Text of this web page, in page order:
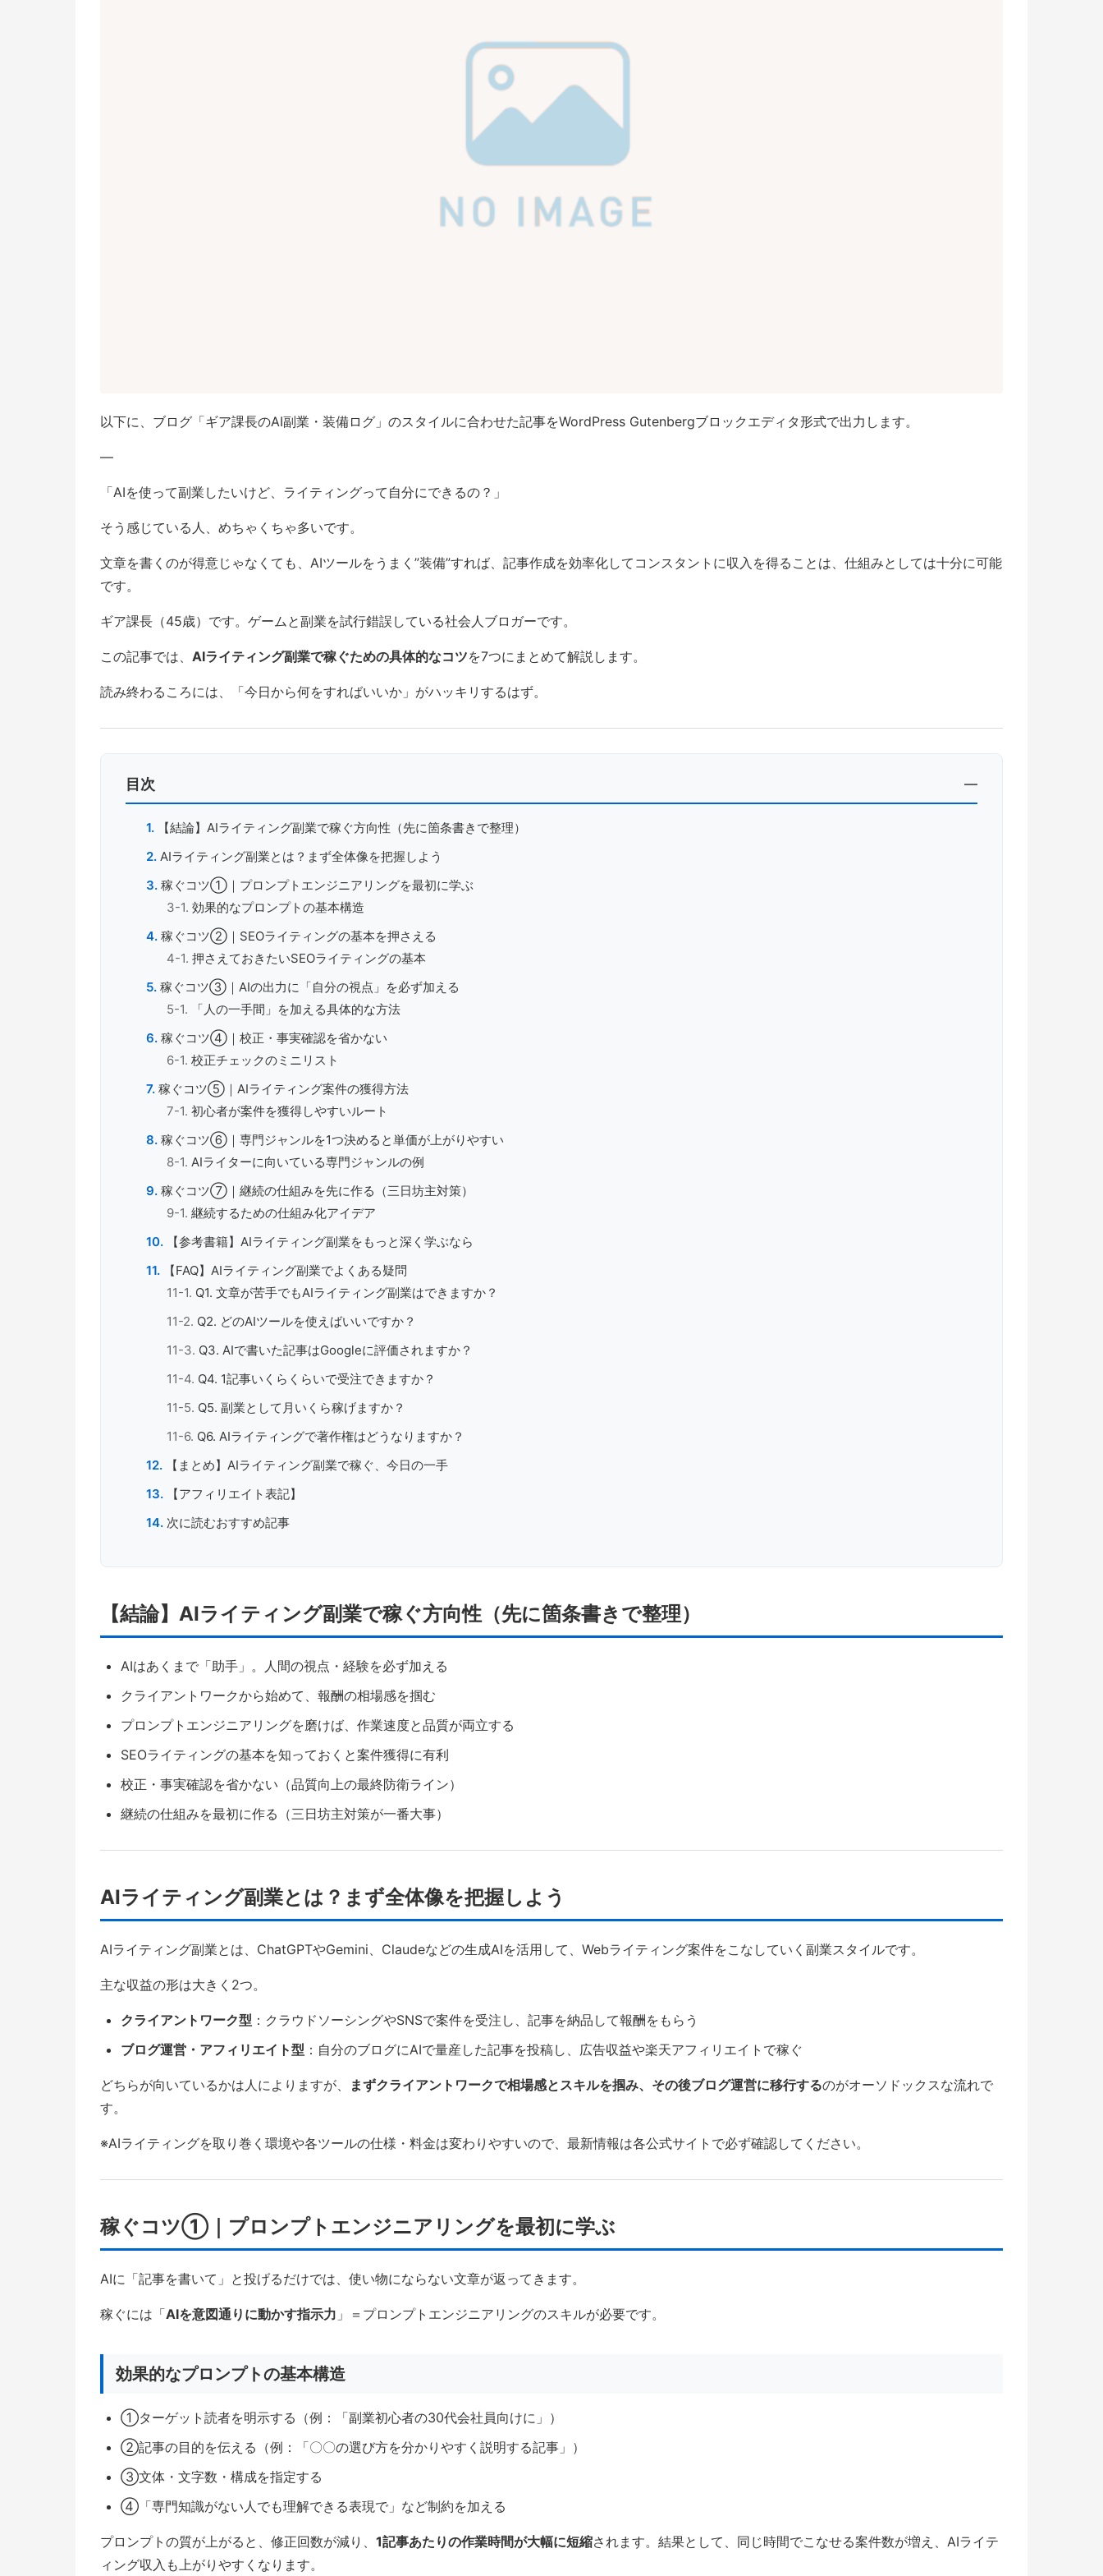
以下に、ブログ「ギア課長のAI副業・装備ログ」のスタイルに合わせた記事をWordPress Gutenbergブロックエディタ形式で出力します。
—
「AIを使って副業したいけど、ライティングって自分にできるの？」
そう感じている人、めちゃくちゃ多いです。
文章を書くのが得意じゃなくても、AIツールをうまく”装備”すれば、記事作成を効率化してコンスタントに収入を得ることは、仕組みとしては十分に可能
です。
ギア課長（45歳）です。ゲームと副業を試行錯誤している社会人ブロガーです。
この記事では、 AIライティング副業で稼ぐための具体的なコツを7つにまとめて解説します。
読み終わるころには、「今日から何をすればいいか」がハッキリするはず。
目次
【結論】AIライティング副業で稼ぐ方向性（先に箇条書きで整理）
AIライティング副業とは？まず全体像を把握しよう
稼ぐコツ①｜プロンプトエンジニアリングを最初に学ぶ
効果的なプロンプトの基本構造
稼ぐコツ②｜SEOライティングの基本を押さえる
押さえておきたいSEOライティングの基本
稼ぐコツ③｜AIの出力に「自分の視点」を必ず加える
「人の一手間」を加える具体的な方法
稼ぐコツ④｜校正・事実確認を省かない
校正チェックのミニリスト
稼ぐコツ⑤｜AIライティング案件の獲得方法
初心者が案件を獲得しやすいルート
稼ぐコツ⑥｜専門ジャンルを1つ決めると単価が上がりやすい
AIライターに向いている専門ジャンルの例
稼ぐコツ⑦｜継続の仕組みを先に作る（三日坊主対策）
継続するための仕組み化アイデア
【参考書籍】AIライティング副業をもっと深く学ぶなら
【FAQ】AIライティング副業でよくある疑問
Q1. 文章が苦手でもAIライティング副業はできますか？
Q2. どのAIツールを使えばいいですか？
Q3. AIで書いた記事はGoogleに評価されますか？
Q4. 1記事いくらくらいで受注できますか？
Q5. 副業として月いくら稼げますか？
Q6. AIライティングで著作権はどうなりますか？
【まとめ】AIライティング副業で稼ぐ、今日の一手
【アフィリエイト表記】
次に読むおすすめ記事
【結論】AIライティング副業で稼ぐ方向性（先に箇条書きで整理）
AIはあくまで「助手」。人間の視点・経験を必ず加える
クライアントワークから始めて、報酬の相場感を掴む
プロンプトエンジニアリングを磨けば、作業速度と品質が両立する
SEOライティングの基本を知っておくと案件獲得に有利
校正・事実確認を省かない（品質向上の最終防衛ライン）
継続の仕組みを最初に作る（三日坊主対策が一番大事）
AIライティング副業とは？まず全体像を把握しよう
AIライティング副業とは、ChatGPTやGemini、Claudeなどの生成AIを活用して、Webライティング案件をこなしていく副業スタイルです。
主な収益の形は大きく2つ。
クライアントワーク型 ：クラウドソーシングやSNSで案件を受注し、記事を納品して報酬をもらう
ブログ運営・アフィリエイト型 ：自分のブログにAIで量産した記事を投稿し、広告収益や楽天アフィリエイトで稼ぐ
どちらが向いているかは人によりますが、 まずクライアントワークで相場感とスキルを掴み、その後ブログ運営に移行するのがオーソドックスな流れで
す。
※AIライティングを取り巻く環境や各ツールの仕様・料金は変わりやすいので、最新情報は各公式サイトで必ず確認してください。
稼ぐコツ①｜プロンプトエンジニアリングを最初に学ぶ
AIに「記事を書いて」と投げるだけでは、使い物にならない文章が返ってきます。
稼ぐには「AIを意図通りに動かす指示力 」＝プロンプトエンジニアリングのスキルが必要です。
効果的なプロンプトの基本構造
①ターゲット読者を明示する（例：「副業初心者の30代会社員向けに」）
②記事の目的を伝える（例：「〇〇の選び方を分かりやすく説明する記事」）
③文体・文字数・構成を指定する
④「専門知識がない人でも理解できる表現で」など制約を加える
プロンプトの質が上がると、修正回数が減り、 1記事あたりの作業時間が大幅に短縮されます。結果として、同じ時間でこなせる案件数が増え、AIライテ
ィング収入も上がりやすくなります。